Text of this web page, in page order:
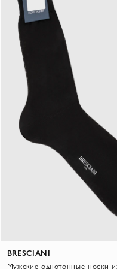
BRESCIANI